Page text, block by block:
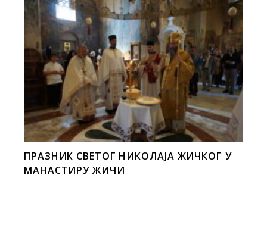
ПРАЗНИК СВЕТОГ НИКОЛАЈА ЖИЧКОГ У
МАНАСТИРУ ЖИЧИ